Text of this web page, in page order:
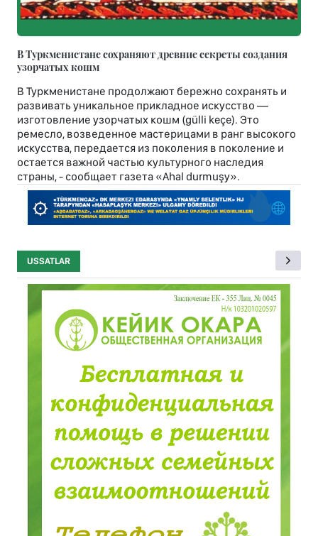
В Туркменистане сохраняют древние секреты создания
узорчатых кошм
В Туркменистане продолжают бережно сохранять и
развивать уникальное прикладное искусство —
изготовление узорчатых кошм (gülli keçe). Это
ремесло, возведенное мастерицами в ранг высокого
искусства, передается из поколения в поколение и
остается важной частью культурного наследия
страны, - сообщает газета «Ahal durmuşy».
USSATLAR